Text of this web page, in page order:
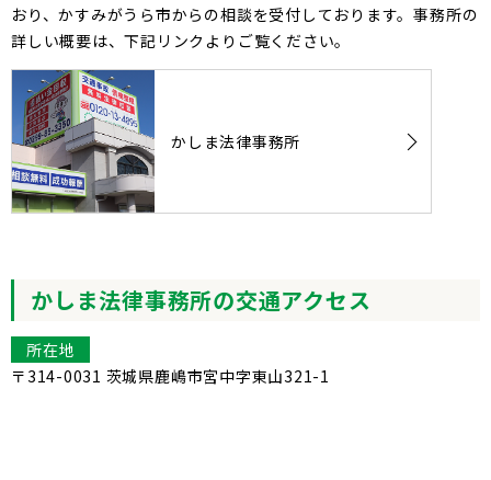
おり、かすみがうら市からの相談を受付しております。事務所の
詳しい概要は、下記リンクよりご覧ください。
かしま法律事務所
かしま法律事務所の交通アクセス
所在地
〒314-0031 茨城県鹿嶋市宮中字東山321-1